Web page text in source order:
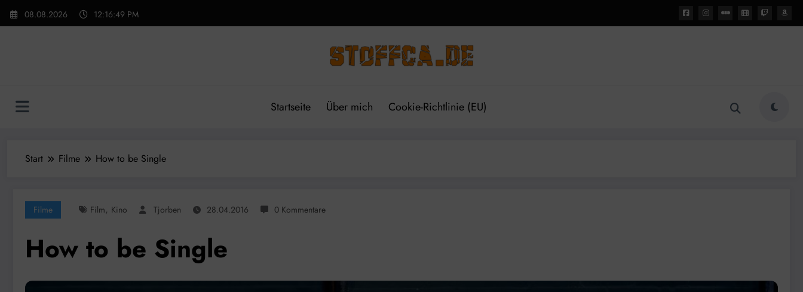
Zum
Inhalt
08.08.2026 12:16:50 PM
Startseite Über mich Cookie-Richtlinie (EU)
Start Filme How to be Single
Filme Film, Kino Tjorben 28.04.2016 0 Kommentare
How to be Single